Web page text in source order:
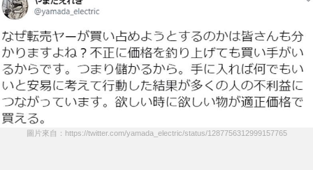
圖片來自：https://twitter.com/yamada_electric/status/1287756312999157765